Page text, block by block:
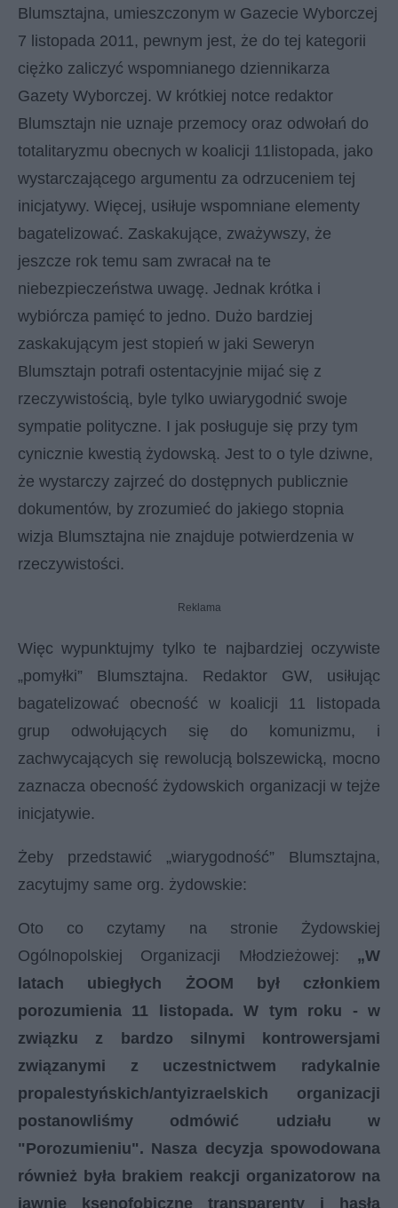
Blumsztajna, umieszczonym w Gazecie Wyborczej
7 listopada 2011, pewnym jest, że do tej kategorii
ciężko zaliczyć wspomnianego dziennikarza
Gazety Wyborczej. W krótkiej notce redaktor
Blumsztajn nie uznaje przemocy oraz odwołań do
totalitaryzmu obecnych w koalicji 11listopada, jako
wystarczającego argumentu za odrzuceniem tej
inicjatywy. Więcej, usiłuje wspomniane elementy
bagatelizować. Zaskakujące, zważywszy, że
jeszcze rok temu sam zwracał na te
niebezpieczeństwa uwagę. Jednak krótka i
wybiórcza pamięć to jedno. Dużo bardziej
zaskakującym jest stopień w jaki Seweryn
Blumsztajn potrafi ostentacyjnie mijać się z
rzeczywistością, byle tylko uwiarygodnić swoje
sympatie polityczne. I jak posługuje się przy tym
cynicznie kwestią żydowską. Jest to o tyle dziwne,
że wystarczy zajrzeć do dostępnych publicznie
dokumentów, by zrozumieć do jakiego stopnia
wizja Blumsztajna nie znajduje potwierdzenia w
rzeczywistości.
Reklama
Więc wypunktujmy tylko te najbardziej oczywiste
„pomyłki” Blumsztajna. Redaktor GW, usiłując
bagatelizować obecność w koalicji 11 listopada
grup odwołujących się do komunizmu, i
zachwycających się rewolucją bolszewicką, mocno
zaznacza obecność żydowskich organizacji w tejże
inicjatywie.
Żeby przedstawić „wiarygodność” Blumsztajna,
zacytujmy same org. żydowskie:
Oto co czytamy na stronie Żydowskiej
Ogólnopolskiej Organizacji Młodzieżowej: „W
latach ubiegłych ŻOOM był członkiem
porozumienia 11 listopada. W tym roku - w
związku z bardzo silnymi kontrowersjami
związanymi z uczestnictwem radykalnie
propalestyńskich/antyizraelskich organizacji
postanowliśmy odmówić udziału w
"Porozumieniu". Nasza decyzja spowodowana
również była brakiem reakcji organizatorow na
jawnie ksenofobiczne transparenty i hasła